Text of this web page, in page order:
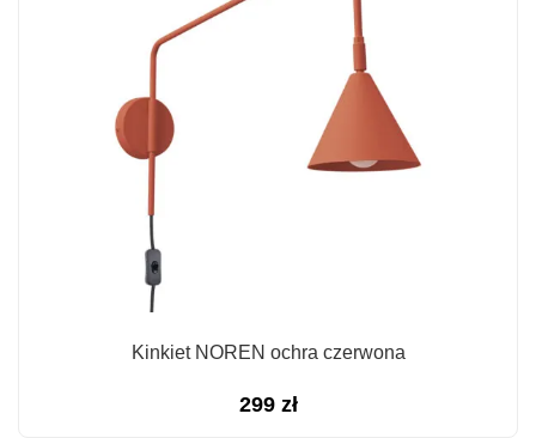
Kinkiet NOREN ochra czerwona
299 zł